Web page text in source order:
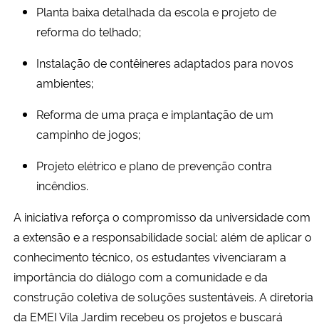
Planta baixa detalhada da escola e projeto de
reforma do telhado;
Instalação de contêineres adaptados para novos
ambientes;
Reforma de uma praça e implantação de um
campinho de jogos;
Projeto elétrico e plano de prevenção contra
incêndios.
A iniciativa reforça o compromisso da universidade com
a extensão e a responsabilidade social: além de aplicar o
conhecimento técnico, os estudantes vivenciaram a
importância do diálogo com a comunidade e da
construção coletiva de soluções sustentáveis. A diretoria
da EMEI Vila Jardim recebeu os projetos e buscará